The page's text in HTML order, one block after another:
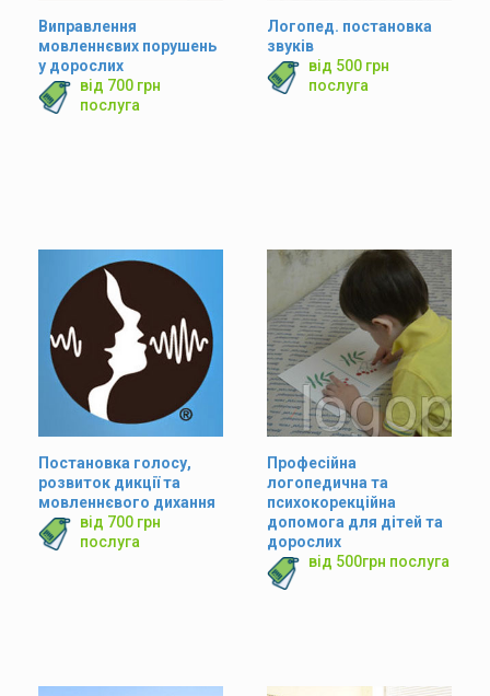
Виправлення
мовленнєвих порушень
у дорослих
від 700 грн
послуга
Логопед. постановка
звуків
від 500 грн
послуга
Постановка голосу,
розвиток дикції та
мовленнєвого дихання
від 700 грн
послуга
Професійна
логопедична та
психокорекційна
допомога для дітей та
дорослих
від 500грн послуга